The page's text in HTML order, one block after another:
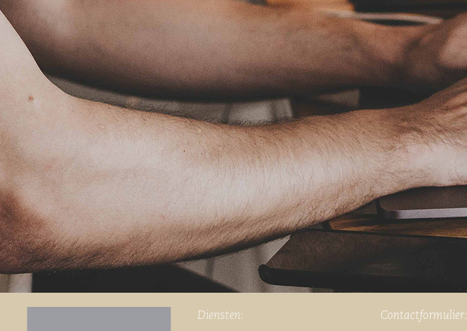
Diensten: Contactformulier: